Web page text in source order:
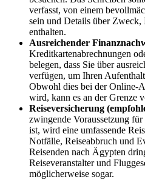
verfasst, von einem
sein und Details über
enthalten.
Ausreichender
Kreditkartenabrechnungen
belegen, dass Sie über
verfügen, um Ihren
Obwohl dies bei der Online-
wird, kann es an der Grenze
Reiseversicherung
zwingende Voraussetzung
ist, wird eine umfassende
Notfälle, Reiseabbruch und
Reisenden nach Ägypten
Reiseveranstalter und
möglicherweise sogar.